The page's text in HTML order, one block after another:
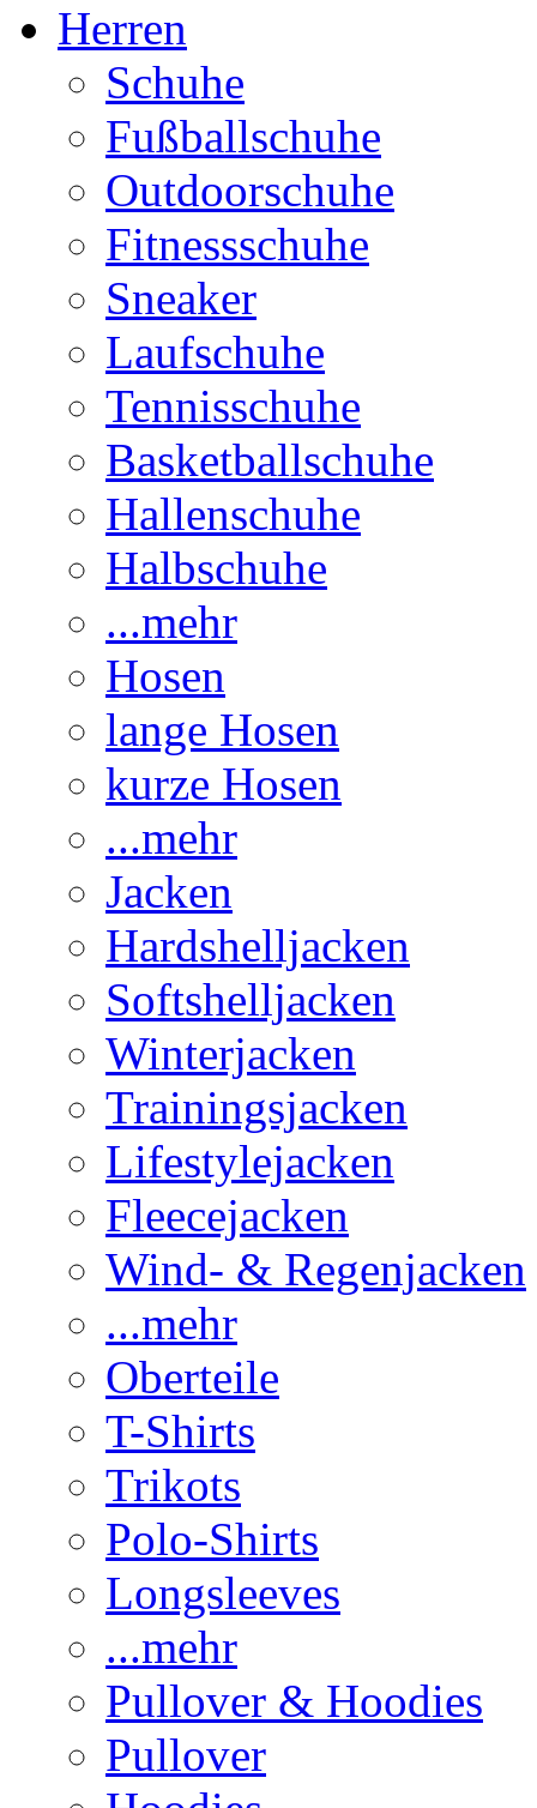
Herren
Schuhe
Fußballschuhe
Outdoorschuhe
Fitnessschuhe
Sneaker
Laufschuhe
Tennisschuhe
Basketballschuhe
Hallenschuhe
Halbschuhe
...mehr
Hosen
lange Hosen
kurze Hosen
...mehr
Jacken
Hardshelljacken
Softshelljacken
Winterjacken
Trainingsjacken
Lifestylejacken
Fleecejacken
Wind- & Regenjacken
...mehr
Oberteile
T-Shirts
Trikots
Polo-Shirts
Longsleeves
...mehr
Pullover & Hoodies
Pullover